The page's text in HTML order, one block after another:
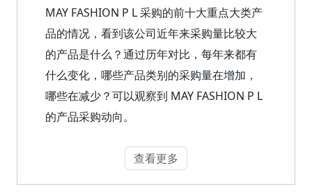
MAY FASHION P L 采购的前十大重点大类产
品的情况，看到该公司近年来采购量比较大
的产品是什么？通过历年对比，每年来都有
什么变化，哪些产品类别的采购量在增加，
哪些在减少？可以观察到 MAY FASHION P L
的产品采购动向。
查看更多